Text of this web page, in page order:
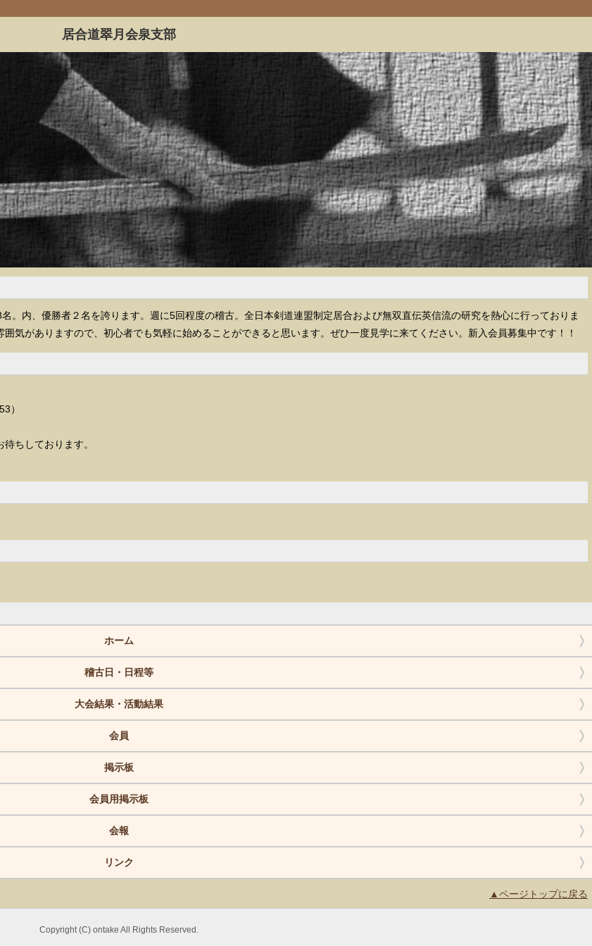
居合道翠月会泉支部
。内、優勝者２名を誇ります。週に5回程度の稽古。全日本剣道連盟制定居合および無双直伝英信流の研究を熱心に行っておりま
気がありますので、初心者でも気軽に始めることができると思います。ぜひ一度見学に来てください。新入会員募集中です！！
）
ちしております。
ホーム
稽古日・日程等
大会結果・活動結果
会員
掲示板
会員用掲示板
会報
リンク
▲ページトップに戻る
Copyright (C) ontake All Rights Reserved.